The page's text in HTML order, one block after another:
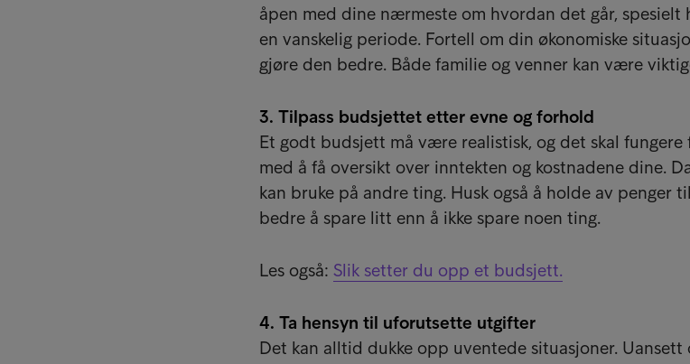
åpen med dine nærmeste om hvordan det går, spesielt
en vanskelig periode. Fortell om din økonomiske
gjøre den bedre. Både familie og venner kan være
3. Tilpass budsjettet etter evne og forhold
Et godt budsjett må være realistisk, og det skal
med å få oversikt over inntekten og kostnadene dine.
kan bruke på andre ting. Husk også å holde av penger til
bedre å spare litt enn å ikke spare noen ting.
Les også: Slik setter du opp et budsjett.
4. Ta hensyn til uforutsette utgifter
Det kan alltid dukke opp uventede situasjoner. Uansett